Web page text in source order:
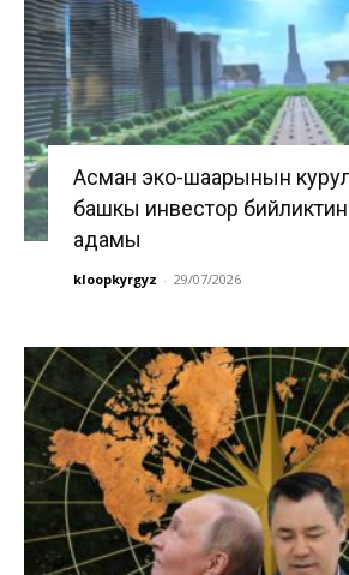
Асман эко-шаарынын
башкы инвестор
адамы
kloopkyrgyz - 29/07/2026